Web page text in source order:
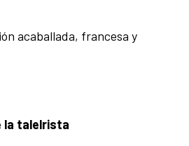
acaballada, francesa y
la talelrista